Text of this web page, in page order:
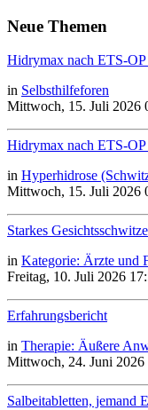
Neue Themen
Hidrymax nach ETS-
in Selbsthilfeforen
Mittwoch, 15. Juli 2026
Hidrymax nach ETS-
in Hyperhidrose
Mittwoch, 15. Juli 2026
Starkes
in Kategorie: Ärzte und
Freitag, 10. Juli 2026
Erfahrungsbericht
in Therapie: Äußere
Mittwoch, 24. Juni 2026
Salbeitabletten, jemand